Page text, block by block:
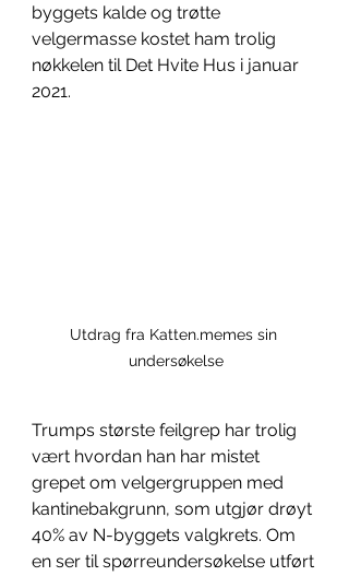
byggets kalde og trøtte
velgermasse kostet ham trolig
nøkkelen til Det Hvite Hus i januar
2021.
Utdrag fra Katten.memes sin
undersøkelse
Trumps største feilgrep har trolig
vært hvordan han har mistet
grepet om velgergruppen med
kantinebakgrunn, som utgjør drøyt
40% av N-byggets valgkrets. Om
en ser til spørreundersøkelse utført